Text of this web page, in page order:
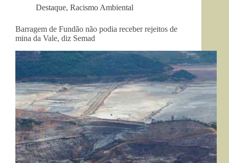
Destaque, Racismo Ambiental
Barragem de Fundão não podia receber rejeitos de
mina da Vale, diz Semad